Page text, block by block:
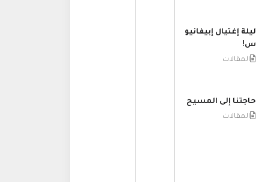
ليلة إغتيال إبيفانيو
س!
المقالات
حاجتنا إلى المسيح
المقالات